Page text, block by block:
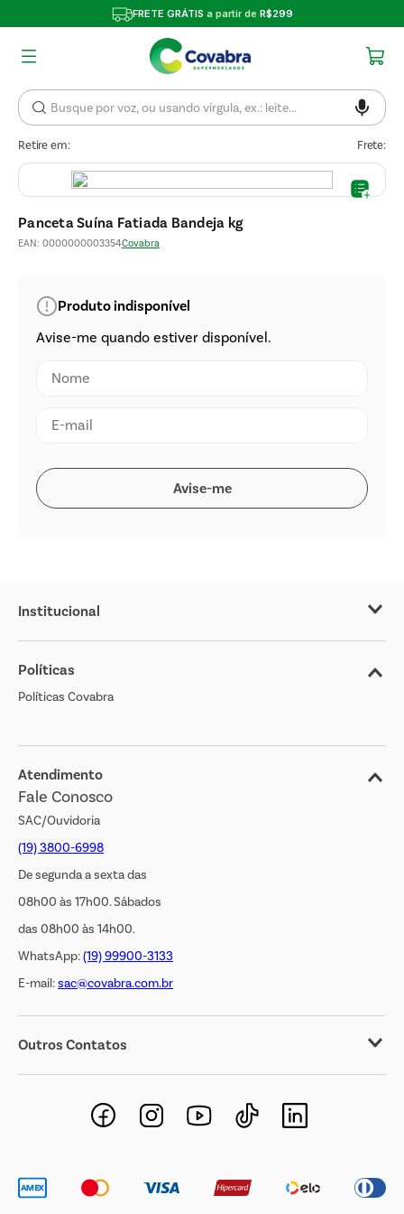
FRETE GRÁTIS a partir de R$299
Retire em: Frete:
Panceta Suína Fatiada Bandeja kg
EAN: 0000000003354Covabra
Institucional
Sobre o Covabra
Nossas Lojas
Cliente Bem Estar
Jornal de Ofertas
Transparência Salarial
Políticas
Políticas Covabra
Atendimento
Fale Conosco
SAC/Ouvidoria
(19) 3800-6998
De segunda a sexta das
08h00 às 17h00. Sábados
das 08h00 às 14h00.
WhatsApp:(19) 99900-3133
E-mail:sac@covabra.com.br
Outros Contatos
Negócios Imobiliários
Novos Fornecedores